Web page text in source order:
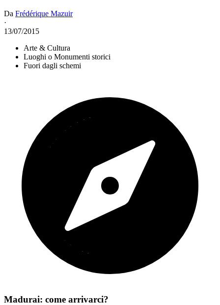
Da Frédérique Mazuir
·
13/07/2015
Arte & Cultura
Luoghi o Monumenti storici
Fuori dagli schemi
Madurai: come arrivarci?